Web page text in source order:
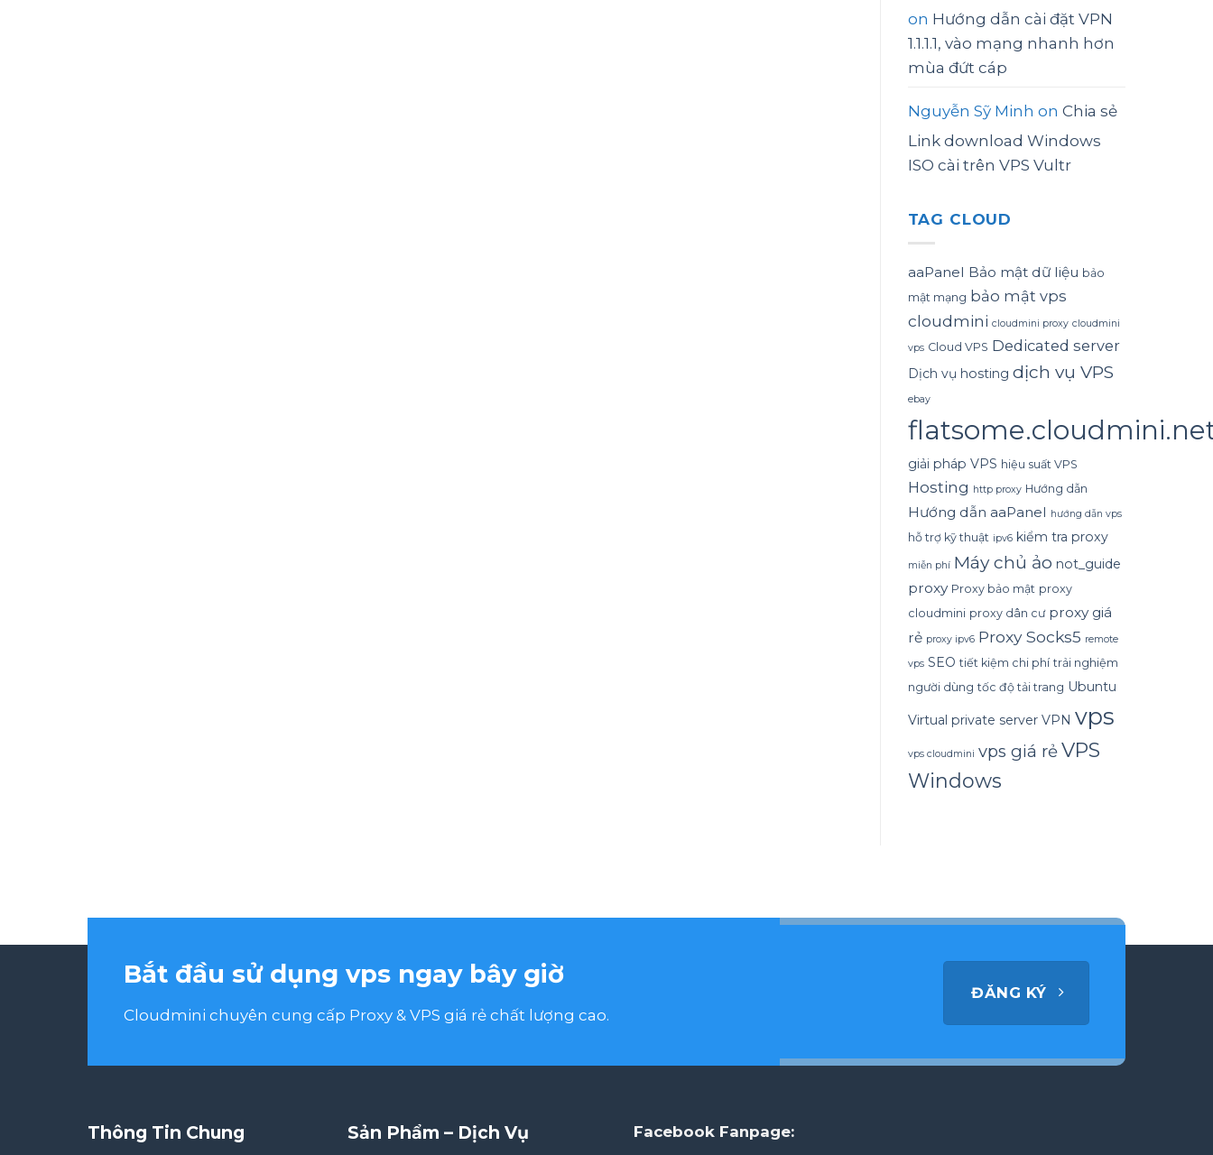
on Hướng dẫn cài đặt VPN
1.1.1.1, vào mạng nhanh hơn
mùa đứt cáp
Nguyễn Sỹ Minh on Chia sẻ
Link download Windows
ISO cài trên VPS Vultr
TAG CLOUD
aaPanel Bảo mật dữ liệu bảo
mật mạng bảo mật vps
cloudmini cloudmini proxy cloudmini
vps Cloud VPS Dedicated server
Dịch vụ hosting dịch vụ VPS
ebay
giải pháp VPS hiệu suất VPS
Hosting http proxy Hướng dẫn
Hướng dẫn aaPanel hướng dẫn vps
hỗ trợ kỹ thuật ipv6 kiểm tra proxy
miễn phí Máy chủ ảo not_guide
proxy Proxy bảo mật proxy
cloudmini proxy dân cư proxy giá
rẻ proxy ipv6 Proxy Socks5 remote
vps SEO tiết kiệm chi phí trải nghiệm
người dùng tốc độ tải trang Ubuntu
Virtual private server VPN vps
vps cloudmini vps giá rẻVPS
Windows
Bắt đầu sử dụng vps ngay bây giờ
Cloudmini chuyên cung cấp Proxy & VPS giá rẻ chất lượng cao.
ĐĂNG KÝ
Thông Tin Chung Sản Phẩm – Dịch Vụ Facebook Fanpage: